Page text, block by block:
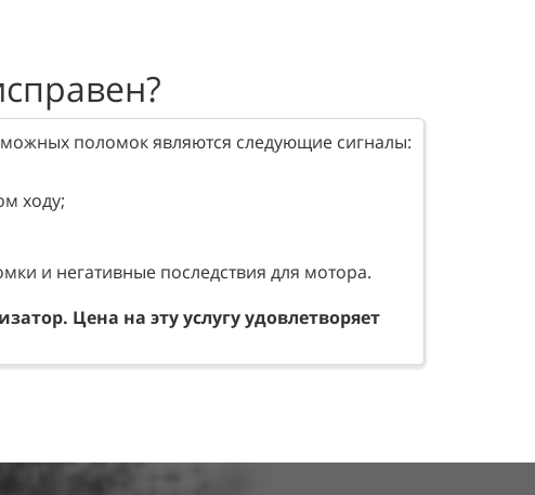
поломок являются следующие сигналы:
ходу;
и негативные последствия для мотора.
Цена на эту услугу удовлетворяет